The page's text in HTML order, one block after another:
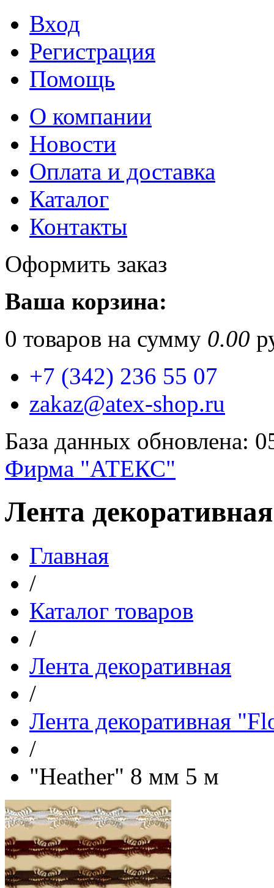
Вход
Регистрация
Помощь
О компании
Новости
Оплата и доставка
Каталог
Контакты
Оформить заказ
Ваша корзина:
0 товаров на сумму 0.00
+7 (342) 236 55 07
zakaz@atex-shop.ru
База данных обновлена:
Фирма "АТЕКС"
Лента
Главная
/
Каталог товаров
/
Лента декоративная
/
Лента декоративная
/
"Heather" 8 мм 5 м